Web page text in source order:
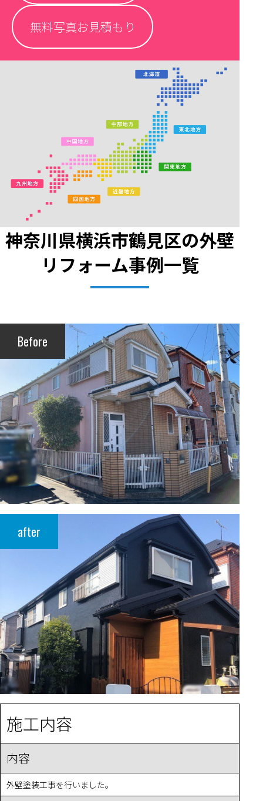
無料写真お見積もり
神奈川県横浜市鶴見区の外壁
リフォーム事例一覧
Before
after
施工内容
内容
外壁塗装工事を行いました。